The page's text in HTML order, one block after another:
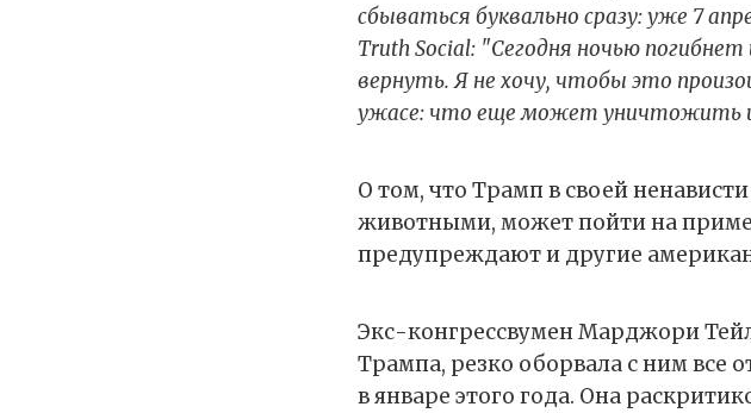
сбываться буквально сразу: уже 7
Truth Social: "Сегодня ночью погибнет
вернуть. Я не хочу, чтобы это
ужасе: что еще может уничтожить
О том, что Трамп в своей
животными, может пойти на
предупреждают и другие
Экс-конгрессвумен Марджори
Трампа, резко оборвала с ним все
в январе этого года. Она